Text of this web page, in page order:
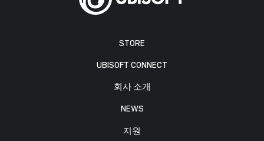
STORE
UBISOFT CONNECT
회사 소개
NEWS
지원